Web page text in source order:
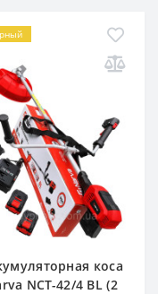
коса
NCT-42/4 BL (2